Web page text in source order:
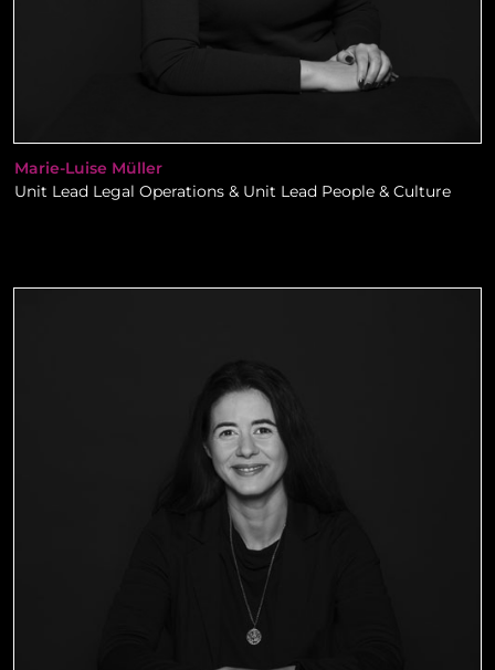
Marie-Luise Müller
Unit Lead Legal Operations & Unit Lead People & Culture